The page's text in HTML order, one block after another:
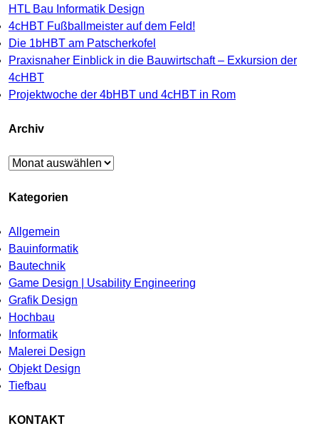
HTL Bau Informatik Design
4cHBT Fußballmeister auf dem Feld!
Die 1bHBT am Patscherkofel
Praxisnaher Einblick in die Bauwirtschaft – Exkursion der
4cHBT
Projektwoche der 4bHBT und 4cHBT in Rom
Archiv
Archiv
Kategorien
Allgemein
Bauinformatik
Bautechnik
Game Design | Usability Engineering
Grafik Design
Hochbau
Informatik
Malerei Design
Objekt Design
Tiefbau
KONTAKT